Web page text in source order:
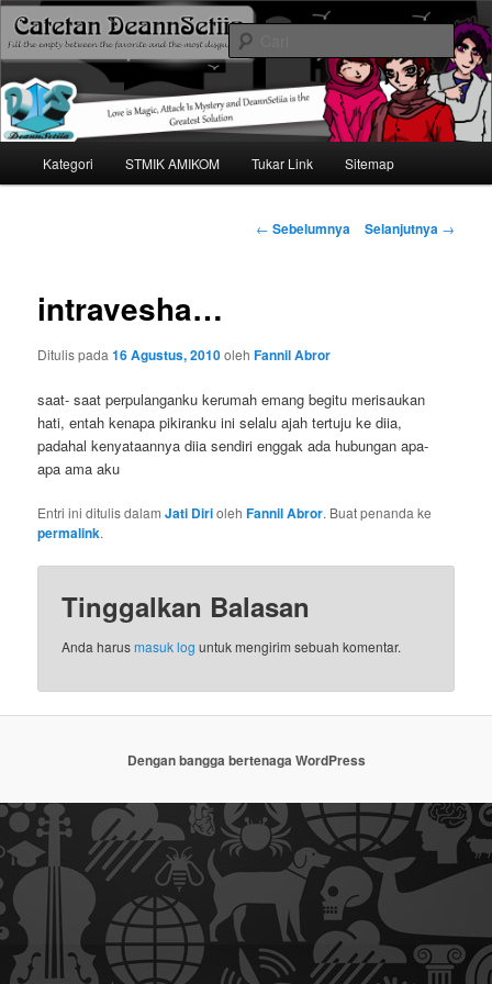
Catetan DS
Mari bermimpi dan ciptakan kehendak
Cari
Langsung
utama
Kategori STMIK AMIKOM Tukar Link Sitemap
Navigasi
← Sebelumnya Selanjutnya →
intravesha…
Ditulis pada16 Agustus, 2010olehFannil Abror
saat- saat perpulanganku kerumah emang begitu merisaukan
hati, entah kenapa pikiranku ini selalu ajah tertuju ke diia,
padahal kenyataannya diia sendiri enggak ada hubungan apa-
apa ama aku
Entri ini ditulis dalamJati DiriolehFannil Abror. Buat penanda ke
permalink.
Tinggalkan Balasan
Anda harusmasuk log untuk mengirim sebuah komentar.
Dengan bangga bertenaga WordPress